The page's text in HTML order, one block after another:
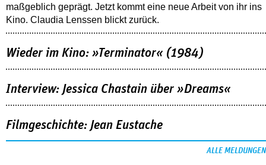
maßgeblich geprägt. Jetzt kommt eine neue Arbeit von ihr ins
Kino. Claudia Lenssen blickt zurück.
Wieder im Kino: »Terminator« (1984)
Interview: Jessica Chastain über »Dreams«
Filmgeschichte: Jean Eustache
ALLE MELDUNGEN